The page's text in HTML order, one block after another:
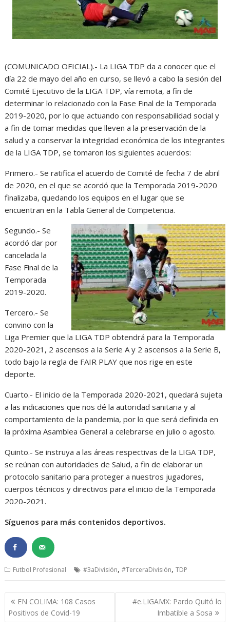
(COMUNICADO OFICIAL).- La LIGA TDP da a conocer que el
día 22 de mayo del año en curso, se llevó a cabo la sesión del
Comité Ejecutivo de la LIGA TDP, vía remota, a fin de
determinar lo relacionado con la Fase Final de la Temporada
2019-2020, por lo que actuando con responsabilidad social y
a fin de tomar medidas que lleven a la preservación de la
salud y a conservar la integridad económica de los integrantes
de la LIGA TDP, se tomaron los siguientes acuerdos:
Primero.- Se ratifica el acuerdo de Comité de fecha 7 de abril
de 2020, en el que se acordó que la Temporada 2019-2020
finalizaba, quedando los equipos en el lugar que se
encuentran en la Tabla General de Competencia.
Segundo.- Se
acordó dar por
cancelada la
Fase Final de la
Temporada
2019-2020.
Tercero.- Se
convino con la
Liga Premier que la LIGA TDP obtendrá para la Temporada
2020-2021, 2 ascensos a la Serie A y 2 ascensos a la Serie B,
todo bajo la regla de FAIR PLAY que nos rige en este
deporte.
Cuarto.- El inicio de la Temporada 2020-2021, quedará sujeta
a las indicaciones que nos dé la autoridad sanitaria y al
comportamiento de la pandemia, por lo que será definida en
la próxima Asamblea General a celebrarse en julio o agosto.
Quinto.- Se instruya a las áreas respectivas de la LIGA TDP,
se reúnan con autoridades de Salud, a fin de elaborar un
protocolo sanitario para proteger a nuestros jugadores,
cuerpos técnicos y directivos para el inicio de la Temporada
2020-2021.
Síguenos para más contenidos deportivos.
Futbol Profesional #3aDivisión,#TerceraDivisión,TDP
Navegación
de
entradas
EN COLIMA: 108 Casos
Positivos de Covid-19
#e.LIGAMX: Pardo Quitó lo
Imbatible a Sosa